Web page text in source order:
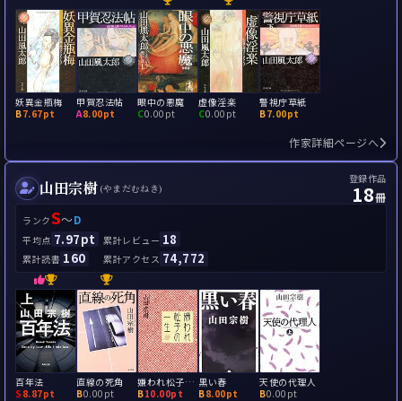
妖異金瓶梅
B7.67pt
甲賀忍法帖
A8.00pt
眼中の悪魔
C0.00pt
虚像淫楽
C0.00pt
警視庁草紙
B7.00pt
作家詳細ページへ
山田宗樹 (やまだむねき)
登録作品
18冊
ランクS～D
平均点 7.97pt 累計レビュー 18
累計読書 160 累計アクセス 74,772
百年法
S 8.87pt
直線の死角
B0.00pt
嫌われ松子の一生
B10.00pt
黒い春
B8.00pt
天使の代理人
B0.00pt